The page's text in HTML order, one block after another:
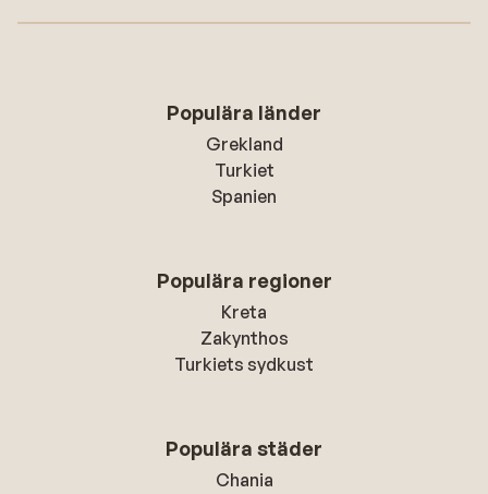
Populära länder
Grekland
Turkiet
Spanien
Populära regioner
Kreta
Zakynthos
Turkiets sydkust
Populära städer
Chania